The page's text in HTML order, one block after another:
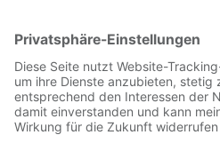
Newsletter